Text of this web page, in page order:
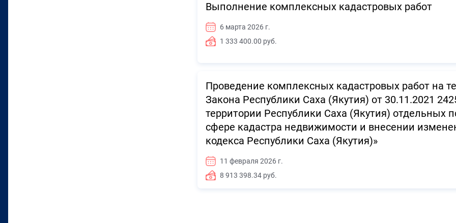
Выполнение комплексных кадастровых работ
6 марта 2026 г.
1 333 400.00 руб.
Проведение комплексных кадастровых работ на
Закона Республики Саха (Якутия) от 30.11.2021
территории Республики Саха (Якутия) отдельных
сфере кадастра недвижимости и внесении
кодекса Республики Саха (Якутия)»
11 февраля 2026 г.
8 913 398.34 руб.